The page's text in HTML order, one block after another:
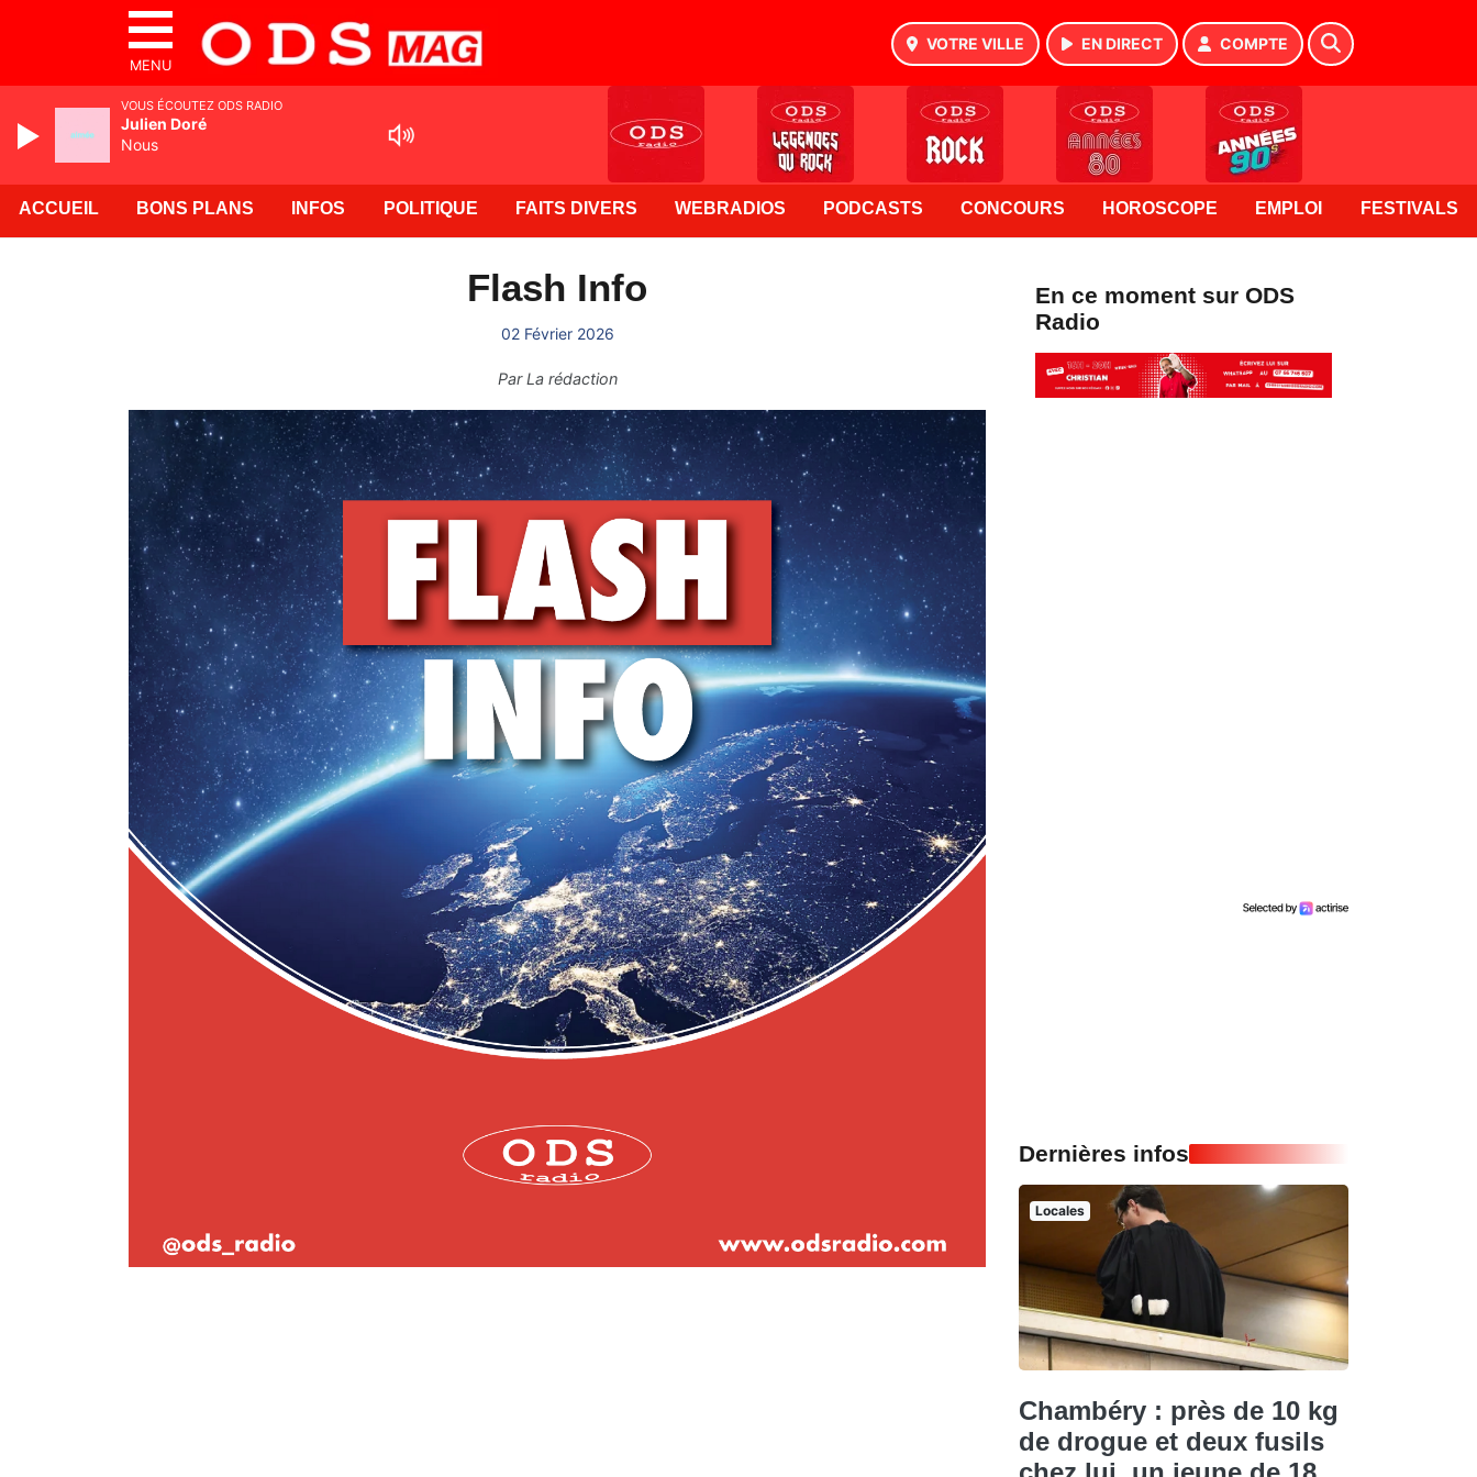
MENU
VOTRE VILLE EN DIRECT COMPTE
ACCUEIL BONS PLANS INFOS POLITIQUE FAITS DIVERS WEBRADIOS PODCASTS CONCOURS HOROSCOPE EMPLOI FESTIVALS
Flash Info
02 Février 2026
ParLa rédaction
En ce moment sur ODS
Radio
Dernières infos
Locales
Chambéry : près de 10 kg
de drogue et deux fusils
VOUS ÉCOUTEZ ODS RADIO
Julien Doré
Nous